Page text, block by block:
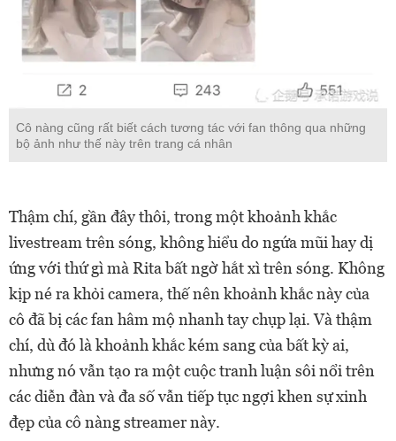
Cô nàng cũng rất biết cách tương tác với fan thông qua những
bộ ảnh như thế này trên trang cá nhân
Thậm chí, gần đây thôi, trong một khoảnh khắc
livestream trên sóng, không hiểu do ngứa mũi hay dị
ứng với thứ gì mà Rita bất ngờ hắt xì trên sóng. Không
kịp né ra khỏi camera, thế nên khoảnh khắc này của
cô đã bị các fan hâm mộ nhanh tay chụp lại. Và thậm
chí, dù đó là khoảnh khắc kém sang của bất kỳ ai,
nhưng nó vẫn tạo ra một cuộc tranh luận sôi nổi trên
các diễn đàn và đa số vẫn tiếp tục ngợi khen sự xinh
đẹp của cô nàng streamer này.